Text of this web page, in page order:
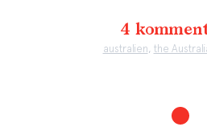
4
australien, the